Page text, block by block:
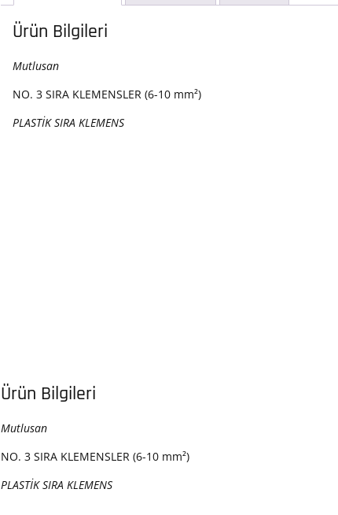
Ürün Bilgileri
Mutlusan
NO. 3 SIRA KLEMENSLER (6-10 mm²)
PLASTİK SIRA KLEMENS
Ürün Bilgileri
Mutlusan
NO. 3 SIRA KLEMENSLER (6-10 mm²)
PLASTİK SIRA KLEMENS